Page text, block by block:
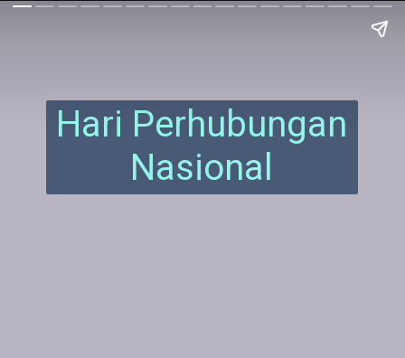
Hari Perhubungan
Nasional